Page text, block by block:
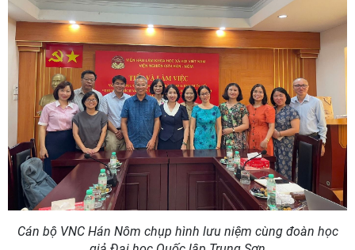
Cán bộ VNC Hán Nôm chụp hình lưu niệm cùng đoàn học